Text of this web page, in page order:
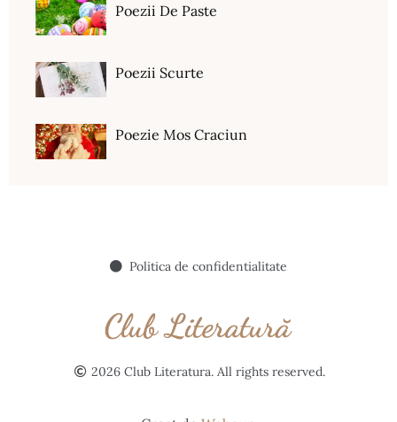
Poezii De Paste
Poezii Scurte
Poezie Mos Craciun
Politica de confidentialitate
2026 Club Literatura. All rights reserved.